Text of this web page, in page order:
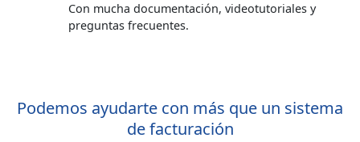
Con mucha documentación, videotutoriales y
preguntas frecuentes.
Podemos ayudarte con más que un sistema
de facturación